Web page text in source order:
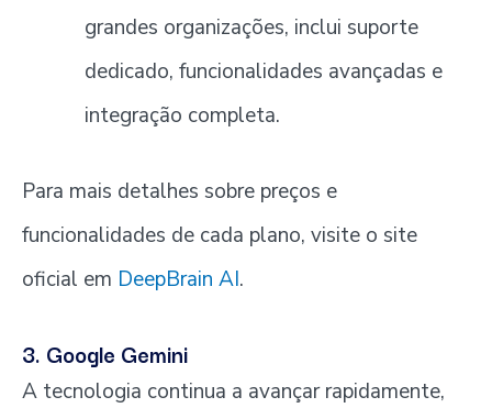
grandes organizações, inclui suporte
dedicado, funcionalidades avançadas e
integração completa.
Para mais detalhes sobre preços e
funcionalidades de cada plano, visite o site
oficial em DeepBrain AI.
3. Google Gemini
A tecnologia continua a avançar rapidamente,